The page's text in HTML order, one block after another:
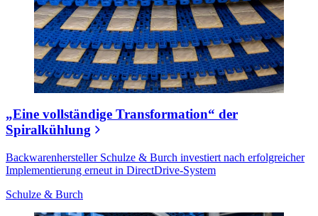
„Eine vollständige Transformation“ der
Spiralkühlung
Backwarenhersteller Schulze & Burch investiert nach erfolgreicher
Implementierung erneut in DirectDrive-System
Schulze & Burch